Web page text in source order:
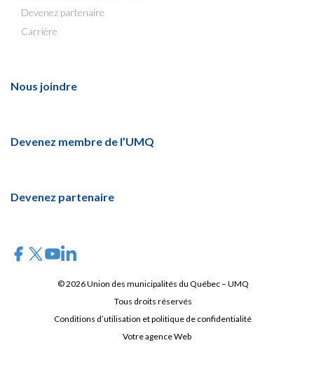
Devenez partenaire
Carrière
Nous joindre
Devenez membre de l’UMQ
Devenez partenaire
© 2026 Union des municipalités du Québec – UMQ
Tous droits réservés
Conditions d’utilisation et politique de confidentialité
Votre agence Web